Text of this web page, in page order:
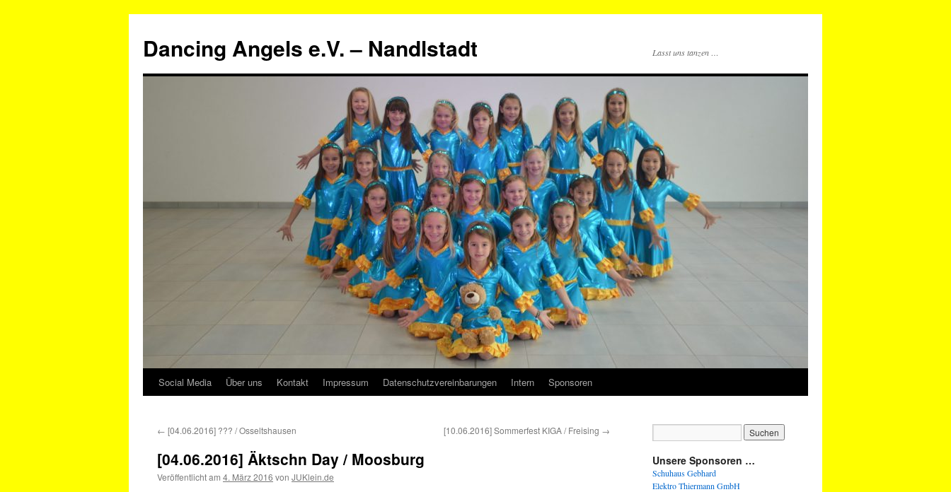
springen
Dancing Angels e.V. – Nandlstadt Lasst uns tanzen …
Social Media Über uns Kontakt Impressum Datenschutzvereinbarungen Intern Sponsoren
← [04.06.2016] ??? / Osseltshausen [10.06.2016] Sommerfest KIGA / Freising →
[04.06.2016] Äktschn Day / Moosburg
Veröffentlicht am 4. März 2016 von JUKlein.de
Unsere Sponsoren …
Schuhaus Gebhard
Elektro Thiermann GmbH